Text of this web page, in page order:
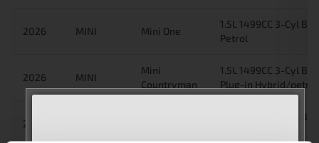
2026 MINI Mini One
1.5L 1499CC 3-Cyl
Petrol
2026 MINI
Mini
Countryman
1.5L 1499CC 3-Cyl
Plug-in Hybrid/petrol
2026
1.5L 1499CC 3-Cyl